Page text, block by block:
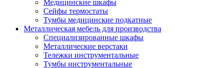
Медицинские шкафы
Сейфы термостаты
Тумбы медицинские подкатные
Металлическая мебель для производства
Cпециализированные шкафы
Металлические верстаки
Тележки инструментальные
Тумбы инструментальные